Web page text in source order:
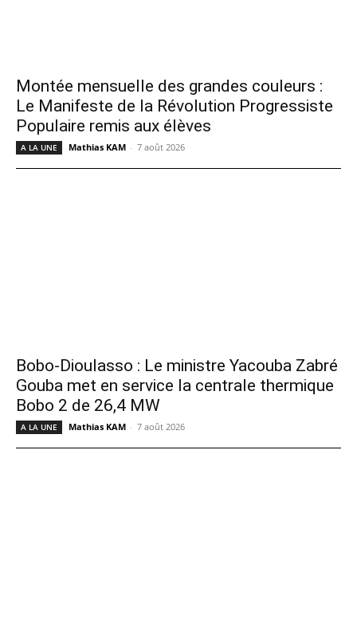
Montée mensuelle des grandes couleurs :
Le Manifeste de la Révolution Progressiste
Populaire remis aux élèves
A LA UNE Mathias KAM - 7 août 2026
Bobo-Dioulasso : Le ministre Yacouba Zabré
Gouba met en service la centrale thermique
Bobo 2 de 26,4 MW
A LA UNE Mathias KAM - 7 août 2026